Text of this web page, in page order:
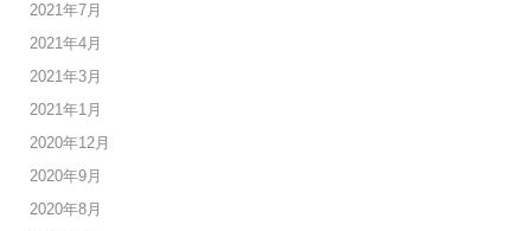
2021年7月
2021年4月
2021年3月
2021年1月
2020年12月
2020年9月
2020年8月